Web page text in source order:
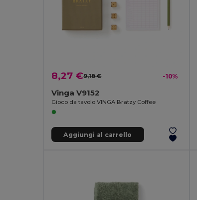
8,27 €9,18 € -10%
Vinga V9152
Gioco da tavolo VINGA Bratzy Coffee
Aggiungi al carrello